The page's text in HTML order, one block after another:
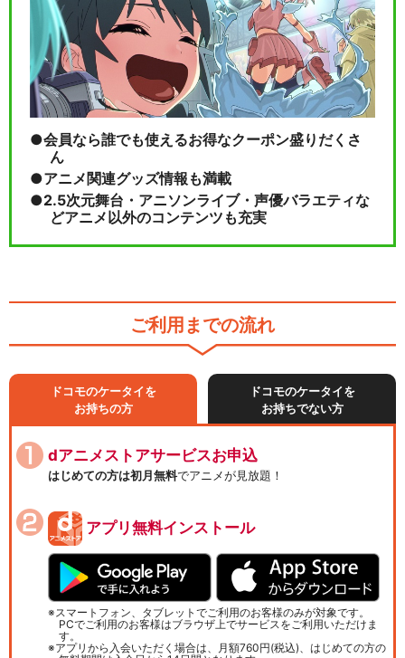
会員なら誰でも使えるお得なクーポン盛りだくさ
ん
アニメ関連グッズ情報も満載
2.5次元舞台・アニソンライブ・声優バラエティな
どアニメ以外のコンテンツも充実
ご利用までの流れ
ドコモのケータイを
お持ちの方
ドコモのケータイを
お持ちでない方
dアニメストアサービスお申込
はじめての方は初月無料でアニメが見放題！
アプリ無料インストール
スマートフォン、タブレットでご利用のお客様のみが対象です。
PCでご利用のお客様はブラウザ上でサービスをご利用いただけま
す。
アプリから入会いただく場合は、月額760円(税込)、はじめての方の